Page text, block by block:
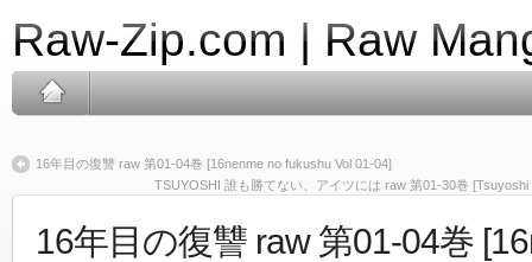
Raw-Zip.com | Raw
16年目の復讐 raw 第01-04巻 [16nenme no fukushu Vol 01-04]
TSUYOSHI 誰も勝てない、アイツには raw 第01-30巻 [Tsuyoshi
16年目の復讐 raw 第01-04巻